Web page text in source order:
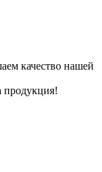
качество нашей
продукция!